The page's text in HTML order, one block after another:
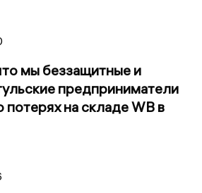
мы беззащитные и
предприниматели
потерях на складе WB в